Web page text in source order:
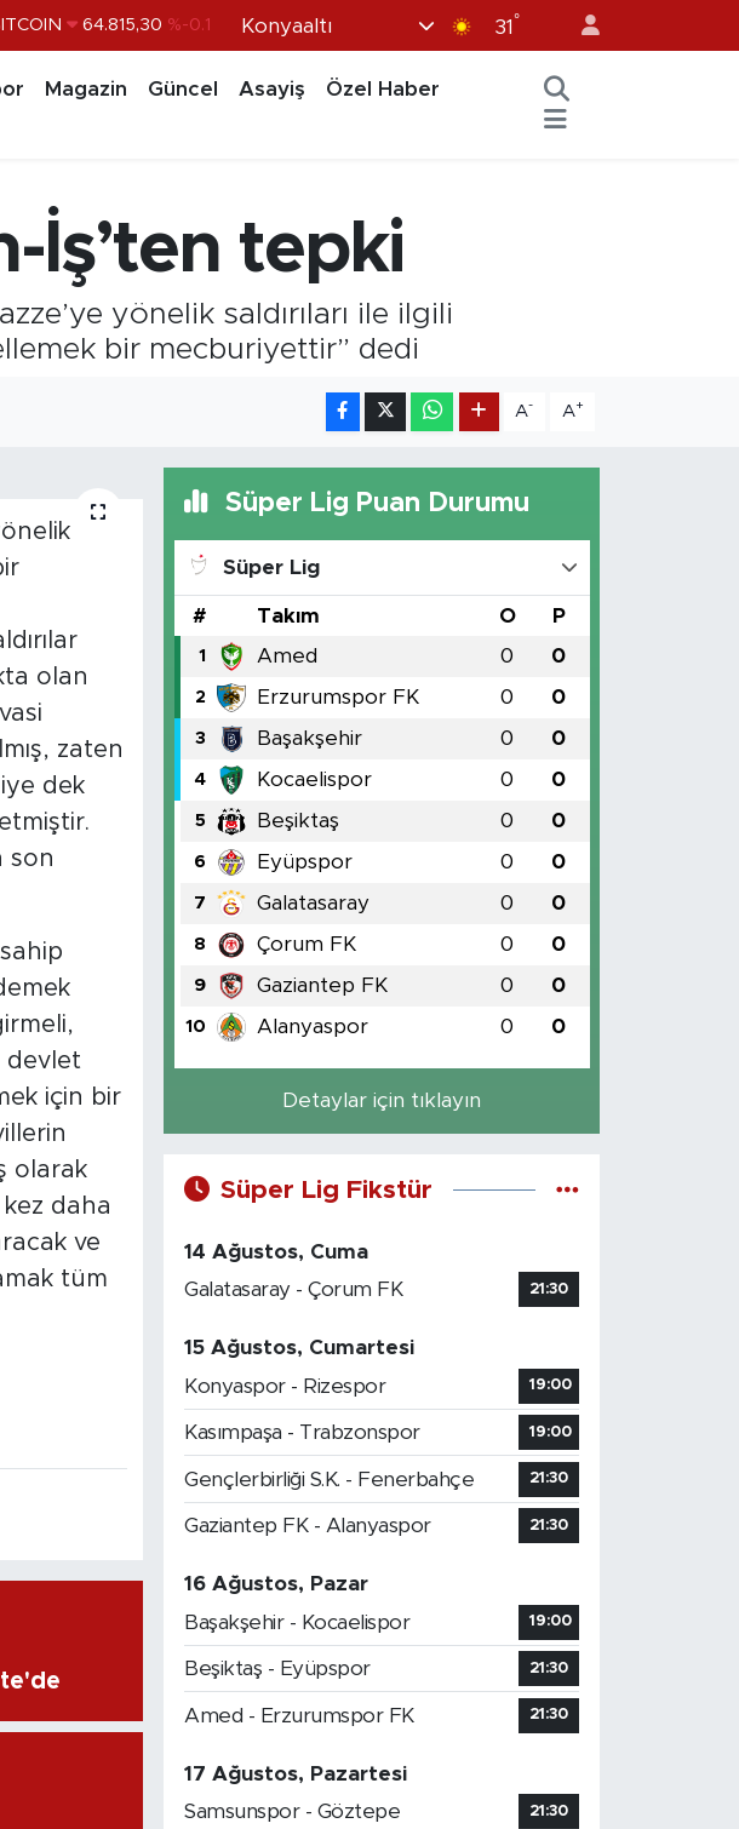
64.815,30 %-0.1
BİST100 13.779 %-14
Konyaaltı 31 °
Magazin Güncel Asayiş
Özel Haber
İş’ten tepki
yönelik saldırıları ile ilgili
bir mecburiyettir” dedi
A- A+
olan
zaten
dek
son
devlet
için bir
olarak
kez daha
ve
tüm
Süper Lig Puan Durumu
Süper Lig
# Takım O P
1 Amed 0 0
2 Erzurumspor FK 0 0
3 Başakşehir 0 0
4 Kocaelispor 0 0
5 Beşiktaş 0 0
6 Eyüpspor 0 0
7 Galatasaray 0 0
8 Çorum FK 0 0
9 Gaziantep FK 0 0
10 Alanyaspor 0 0
Detaylar için tıklayın
Süper Lig Fikstür
14 Ağustos, Cuma
Galatasaray - Çorum FK
21:30
15 Ağustos, Cumartesi
Konyaspor - Rizespor
19:00
Kasımpaşa - Trabzonspor 19:00
Gençlerbirliği S.K. - Fenerbahçe 21:30
Gaziantep FK - Alanyaspor 21:30
16 Ağustos, Pazar
Başakşehir - Kocaelispor
19:00
Beşiktaş - Eyüpspor 21:30
Amed - Erzurumspor FK 21:30
17 Ağustos, Pazartesi
Samsunspor - Göztepe
21:30